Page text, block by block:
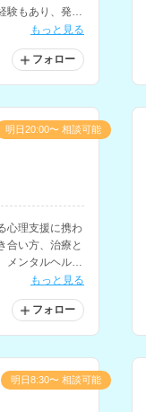
験もあり、発達
お持ちです。
もっと見る
フォロー
心理支援に携わ
合い方、治療と
メンタルヘル
もっと見る
フォロー
明日20:00〜 相談可能
明日8:30〜 相談可能